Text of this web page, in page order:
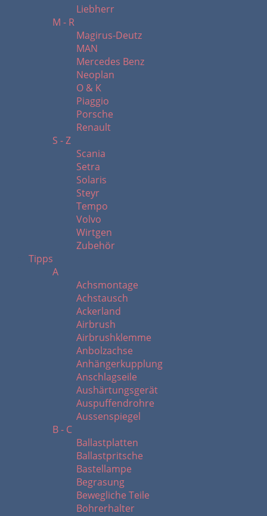
Liebherr
M - R
Magirus-Deutz
MAN
Mercedes Benz
Neoplan
O & K
Piaggio
Porsche
Renault
S - Z
Scania
Setra
Solaris
Steyr
Tempo
Volvo
Wirtgen
Zubehör
Tipps
A
Achsmontage
Achstausch
Ackerland
Airbrush
Airbrushklemme
Anbolzachse
Anhängerkupplung
Anschlagseile
Aushärtungsgerät
Auspuffendrohre
Aussenspiegel
B - C
Ballastplatten
Ballastpritsche
Bastellampe
Begrasung
Bewegliche Teile
Bohrerhalter